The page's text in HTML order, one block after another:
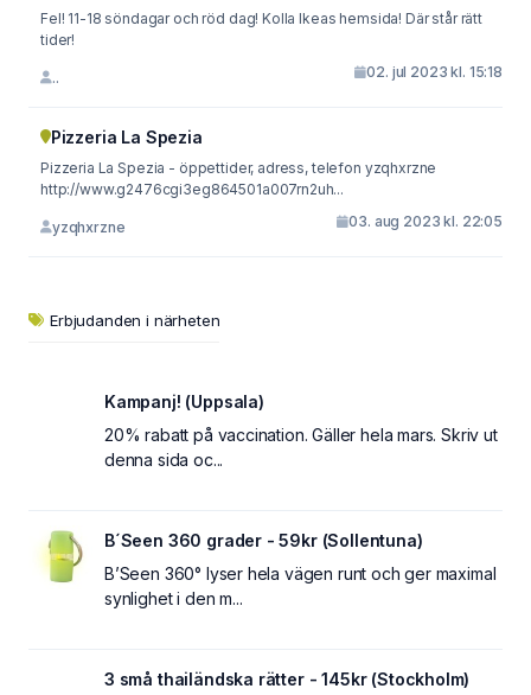
Fel! 11-18 söndagar och röd dag! Kolla Ikeas hemsida! Där står rätt
tider!
.. 02. jul 2023 kl. 15:18
Pizzeria La Spezia
Pizzeria La Spezia - öppettider, adress, telefon yzqhxrzne
http://www.g2476cgi3eg864501a007rn2uh...
yzqhxrzne 03. aug 2023 kl. 22:05
Erbjudanden i närheten
Kampanj! (Uppsala)
20% rabatt på vaccination. Gäller hela mars. Skriv ut
denna sida oc...
B´Seen 360 grader - 59kr (Sollentuna)
B’Seen 360° lyser hela vägen runt och ger maximal
synlighet i den m...
3 små thailändska rätter - 145kr (Stockholm)